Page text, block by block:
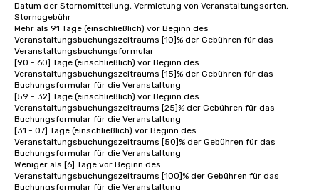
Datum der Stornomitteilung, Vermietung von Veranstaltungsorten,
Stornogebühr
Mehr als 91 Tage (einschließlich) vor Beginn des
Veranstaltungsbuchungszeitraums [10]% der Gebühren für das
Veranstaltungsbuchungsformular
[90 - 60] Tage (einschließlich) vor Beginn des
Veranstaltungsbuchungszeitraums [15]% der Gebühren für das
Buchungsformular für die Veranstaltung
[59 - 32] Tage (einschließlich) vor Beginn des
Veranstaltungsbuchungszeitraums [25]% der Gebühren für das
Buchungsformular für die Veranstaltung
[31 - 07] Tage (einschließlich) vor Beginn des
Veranstaltungsbuchungszeitraums [50]% der Gebühren für das
Buchungsformular für die Veranstaltung
Weniger als [6] Tage vor Beginn des
Veranstaltungsbuchungszeitraums [100]% der Gebühren für das
Buchungsformular für die Veranstaltung